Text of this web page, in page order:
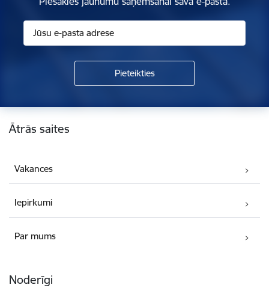
Kājene
Ātrās saites
Vakances
Iepirkumi
Par mums
Noderīgi